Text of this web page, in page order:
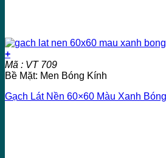
+
Mã : VT 709
Bề Mặt: Men Bóng Kính
Gạch Lát Nền 60×60 Màu Xanh